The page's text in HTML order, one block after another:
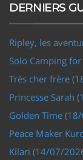
DERNIERS
Ripley, les
Solo Camping
Très cher frère
Princesse Sarah
Golden Time
Peace Maker
Kilari (14/07/